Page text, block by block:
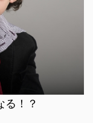
る！？